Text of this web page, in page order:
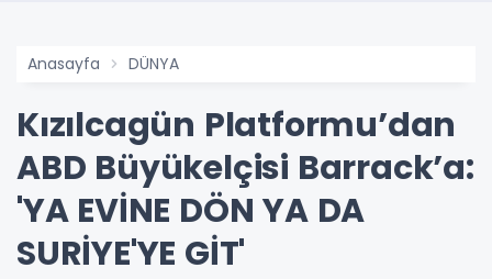
Anasayfa DÜNYA
Kızılcagün Platformu’dan
ABD Büyükelçisi Barrack’a:
'YA EVİNE DÖN YA DA
SURİYE'YE GİT'